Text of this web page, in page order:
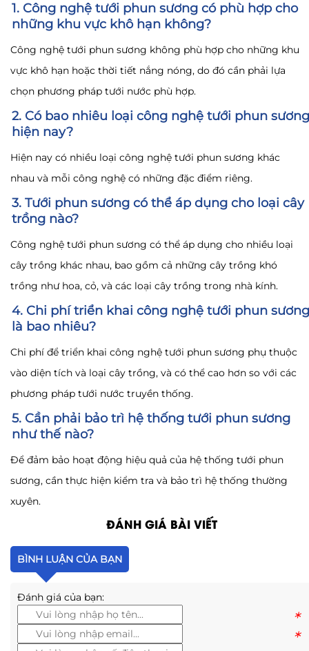
1. Công nghệ tưới phun sương có phù hợp cho
những khu vực khô hạn không?
Công nghệ tưới phun sương không phù hợp cho những khu
vực khô hạn hoặc thời tiết nắng nóng, do đó cần phải lựa
chọn phương pháp tưới nước phù hợp.
2. Có bao nhiêu loại công nghệ tưới phun sương
hiện nay?
Hiện nay có nhiều loại công nghệ tưới phun sương khác
nhau và mỗi công nghệ có những đặc điểm riêng.
3. Tưới phun sương có thể áp dụng cho loại cây
trồng nào?
Công nghệ tưới phun sương có thể áp dụng cho nhiều loại
cây trồng khác nhau, bao gồm cả những cây trồng khó
trồng như hoa, cỏ, và các loại cây trồng trong nhà kính.
4. Chi phí triển khai công nghệ tưới phun sương
là bao nhiêu?
Chi phí để triển khai công nghệ tưới phun sương phụ thuộc
vào diện tích và loại cây trồng, và có thể cao hơn so với các
phương pháp tưới nước truyền thống.
5. Cần phải bảo trì hệ thống tưới phun sương
như thế nào?
Để đảm bảo hoạt động hiệu quả của hệ thống tưới phun
sương, cần thực hiện kiểm tra và bảo trì hệ thống thường
xuyên.
ĐÁNH GIÁ BÀI VIẾT
BÌNH LUẬN CỦA BẠN
Đánh giá của bạn:
*
*